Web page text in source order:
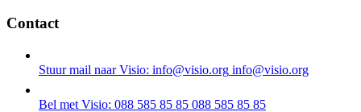
Contact
Stuur mail naar Visio: info@visio.org info@visio.org
Bel met Visio: 088 585 85 85 088 585 85 85